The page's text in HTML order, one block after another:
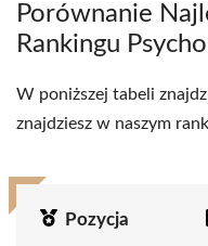
Porównanie
Rankingu
W poniższej tabeli
znajdziesz w naszym
Pozycja